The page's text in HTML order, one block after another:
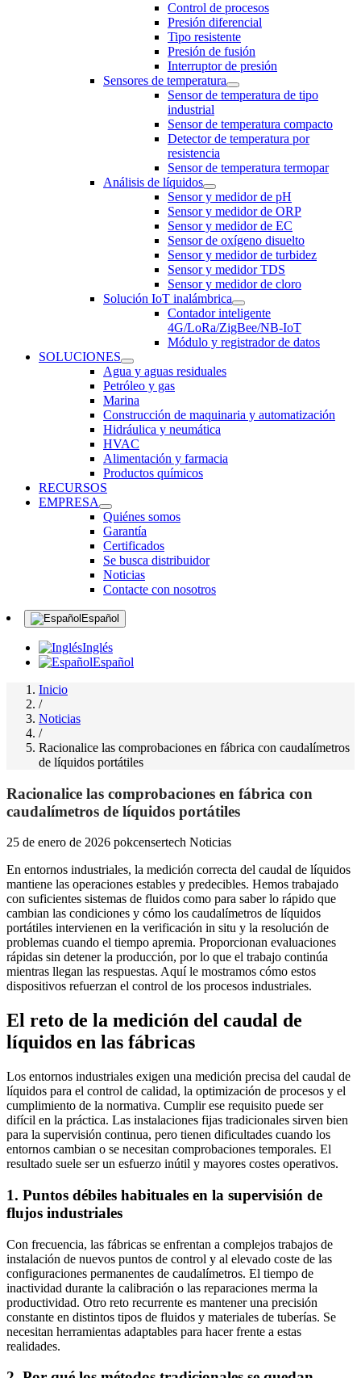
Control de procesos
Presión diferencial
Tipo resistente
Presión de fusión
Interruptor de presión
Sensores de temperatura
Sensor de temperatura de tipo
industrial
Sensor de temperatura compacto
Detector de temperatura por
resistencia
Sensor de temperatura termopar
Análisis de líquidos
Sensor y medidor de pH
Sensor y medidor de ORP
Sensor y medidor de EC
Sensor de oxígeno disuelto
Sensor y medidor de turbidez
Sensor y medidor TDS
Sensor y medidor de cloro
Solución IoT inalámbrica
Contador inteligente
4G/LoRa/ZigBee/NB-IoT
Módulo y registrador de datos
SOLUCIONES
Agua y aguas residuales
Petróleo y gas
Marina
Construcción de maquinaria y automatización
Hidráulica y neumática
HVAC
Alimentación y farmacia
Productos químicos
RECURSOS
EMPRESA
Quiénes somos
Garantía
Certificados
Se busca distribuidor
Noticias
Contacte con nosotros
Español
Inglés
Español
Inicio
/
Noticias
/
Racionalice las comprobaciones en fábrica con caudalímetros
de líquidos portátiles
Racionalice las comprobaciones en fábrica con
caudalímetros de líquidos portátiles
25 de enero de 2026 pokcensertech Noticias
En entornos industriales, la medición correcta del caudal de líquidos
mantiene las operaciones estables y predecibles. Hemos trabajado
con suficientes sistemas de fluidos como para saber lo rápido que
cambian las condiciones y cómo los caudalímetros de líquidos
portátiles intervienen en la verificación in situ y la resolución de
problemas cuando el tiempo apremia. Proporcionan evaluaciones
rápidas sin detener la producción, por lo que el trabajo continúa
mientras llegan las respuestas. Aquí le mostramos cómo estos
dispositivos refuerzan el control de los procesos industriales.
El reto de la medición del caudal de
líquidos en las fábricas
Los entornos industriales exigen una medición precisa del caudal de
líquidos para el control de calidad, la optimización de procesos y el
cumplimiento de la normativa. Cumplir ese requisito puede ser
difícil en la práctica. Las instalaciones fijas tradicionales sirven bien
para la supervisión continua, pero tienen dificultades cuando los
entornos cambian o se necesitan comprobaciones temporales. El
resultado suele ser un esfuerzo inútil y mayores costes operativos.
1. Puntos débiles habituales en la supervisión de
flujos industriales
Con frecuencia, las fábricas se enfrentan a complejos trabajos de
instalación de nuevos puntos de control y al elevado coste de las
configuraciones permanentes de caudalímetros. El tiempo de
inactividad durante la calibración o las reparaciones merma la
productividad. Otro reto recurrente es mantener una precisión
constante en distintos tipos de fluidos y materiales de tuberías. Se
necesitan herramientas adaptables para hacer frente a estas
realidades.